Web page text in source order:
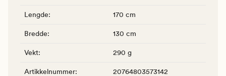
Lengde: 170 cm
Bredde: 130 cm
Vekt: 290 g
Artikkelnummer: 20764803573142